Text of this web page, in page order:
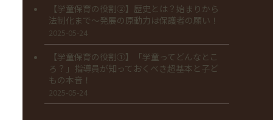
【学童保育の役割②】歴史とは？始まりから
法制化まで～発展の原動力は保護者の願い！
2025-05-24
【学童保育の役割①】「学童ってどんなとこ
ろ？」指導員が知っておくべき超基本と子ど
もの本音！
2025-05-24